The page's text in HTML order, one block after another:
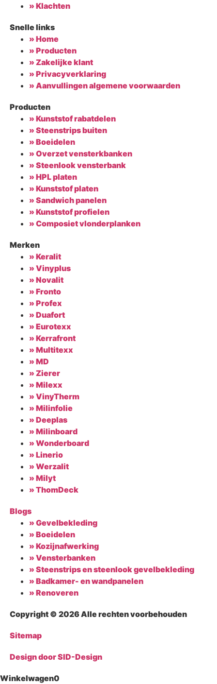
» Klachten
Snelle links
» Home
» Producten
» Zakelijke klant
» Privacyverklaring
» Aanvullingen algemene voorwaarden
Producten
» Kunststof rabatdelen
» Steenstrips buiten
» Boeidelen
» Overzet vensterkbanken
» Steenlook vensterbank
» HPL platen
» Kunststof platen
» Sandwich panelen
» Kunststof profielen
» Composiet vlonderplanken
Merken
» Keralit
» Vinyplus
» Novalit
» Fronto
» Profex
» Duafort
» Eurotexx
» Kerrafront
» Multitexx
» MD
» Zierer
» Milexx
» VinyTherm
» Milinfolie
» Deeplas
» Milinboard
» Wonderboard
» Linerio
» Werzalit
» Milyt
» ThomDeck
Blogs
» Gevelbekleding
» Boeidelen
» Kozijnafwerking
» Vensterbanken
» Steenstrips en steenlook gevelbekleding
» Badkamer- en wandpanelen
» Renoveren
Copyright © 2026 Alle rechten voorbehouden
Sitemap
Design door SID-Design
Winkelwagen0